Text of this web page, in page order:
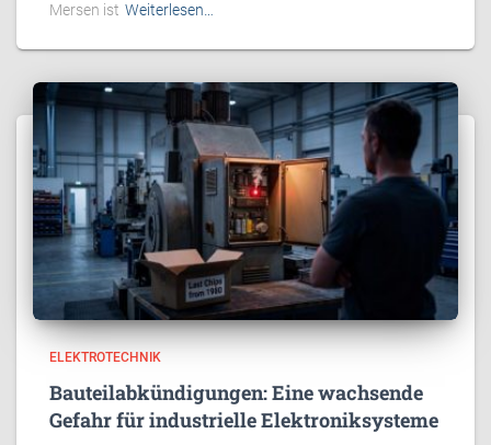
Mersen ist Weiterlesen…
ELEKTROTECHNIK
Bauteilabkündigungen: Eine wachsende
Gefahr für industrielle Elektroniksysteme